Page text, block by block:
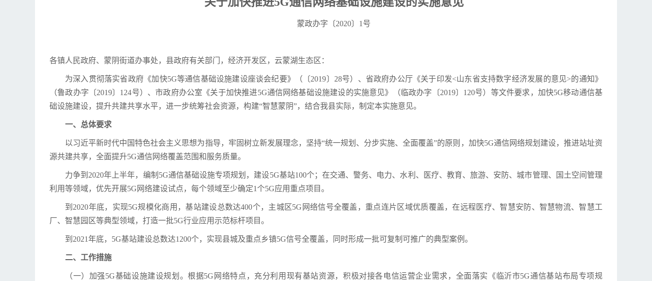
蒙政办字〔2020〕1号
各镇人民政府、蒙阴街道办事处，县政府有关部门，经济开发区，云蒙湖生态区：
为深入贯彻落实省政府《加快5G等通信基础设施建设座谈会纪要》（〔2019〕28号）、省政府办公厅《关于印发<山东省支持数字经济发展的意见>的通知》
（鲁政办字〔2019〕124号）、市政府办公室《关于加快推进5G通信网络基础设施建设的实施意见》（临政办字〔2019〕120号）等文件要求，加快5G移动通信基
础设施建设，提升共建共享水平，进一步统筹社会资源，构建“智慧蒙阴”，结合我县实际，制定本实施意见。
一、总体要求
以习近平新时代中国特色社会主义思想为指导，牢固树立新发展理念，坚持“统一规划、分步实施、全面覆盖”的原则，加快5G通信网络规划建设，推进站址资
源共建共享，全面提升5G通信网络覆盖范围和服务质量。
力争到2020年上半年，编制5G通信基础设施专项规划，建设5G基站100个；在交通、警务、电力、水利、医疗、教育、旅游、安防、城市管理、国土空间管理
利用等领域，优先开展5G网络建设试点，每个领域至少确定1个5G应用重点项目。
到2020年底，实现5G规模化商用，基站建设总数达400个，主城区5G网络信号全覆盖，重点连片区域优质覆盖，在远程医疗、智慧安防、智慧物流、智慧工
厂、智慧园区等典型领域，打造一批5G行业应用示范标杆项目。
到2021年底，5G基站建设总数达1200个，实现县城及重点乡镇5G信号全覆盖，同时形成一批可复制可推广的典型案例。
二、工作措施
（一）加强5G基础设施建设规划。根据5G网络特点，充分利用现有基站资源，积极对接各电信运营企业需求，全面落实《临沂市5G通信基站布局专项规